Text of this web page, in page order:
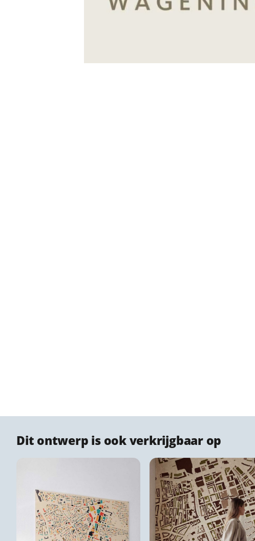
Dit ontwerp is ook verkrijgbaar op